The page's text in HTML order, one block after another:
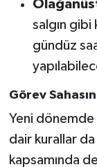
salgın gibi
gündüz
Görev
Yeni dönemde
dair kurallar
kapsamında